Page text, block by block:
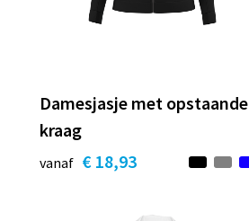
Damesjasje met opstaande
kraag
vanaf € 18,93